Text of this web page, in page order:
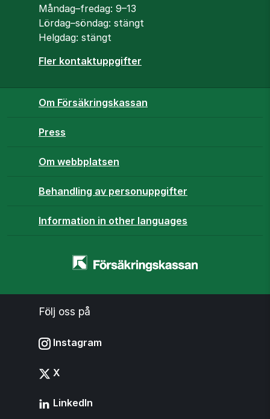
Öppettider
Måndag–fredag: 9–13
Lördag–söndag: stängt
Helgdag: stängt
Fler kontaktuppgifter
Om Försäkringskassan
Press
Om webbplatsen
Behandling av personuppgifter
Information in other languages
Startsidan
Följ oss på
Instagram
X
LinkedIn